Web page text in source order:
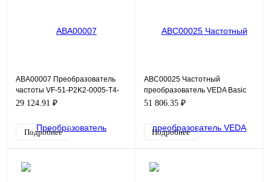
ABA00007 Преобразователь
частоты VF-51-P2K2-0005-T4-
E20-B-H, 380В, 2,2кВт, 5А
29 124.91 ₽
Подробнее
ABC00025 Частотный
преобразователь VEDA Basic
Drive VF-101-P2K2-0006-A-T4-
51 806.35 ₽
Подробнее